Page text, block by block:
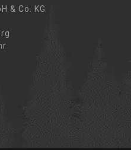
& Co. KG